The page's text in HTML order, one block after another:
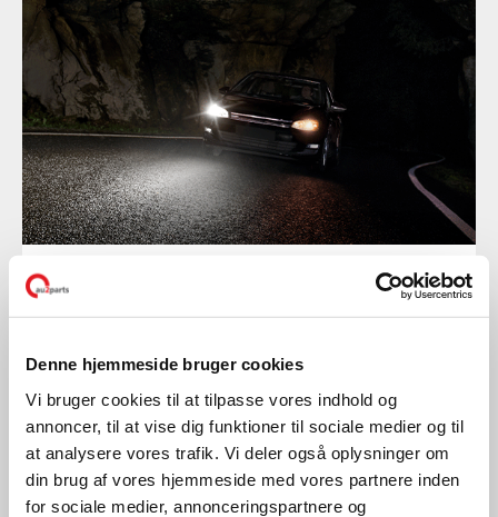
Denne hjemmeside bruger cookies
Vi bruger cookies til at tilpasse vores indhold og
annoncer, til at vise dig funktioner til sociale medier og til
at analysere vores trafik. Vi deler også oplysninger om
din brug af vores hjemmeside med vores partnere inden
for sociale medier, annonceringspartnere og
Lys
SKIFT PARVIST
LÆS MERE